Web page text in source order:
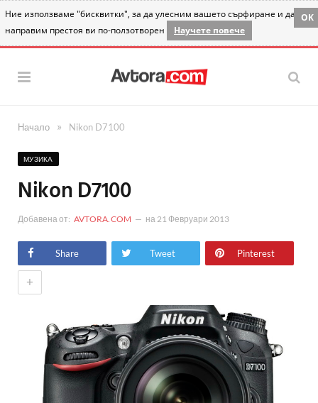
Ние използваме "бисквитки", за да улесним вашето сърфиране и да
направим престоя ви по-ползотворен
Научете повече
OK
Начало » Nikon D7100
МУЗИКА
Nikon D7100
Добавена от: AVTORA.COM на 21 Февруари 2013
Share Tweet Pinterest
+